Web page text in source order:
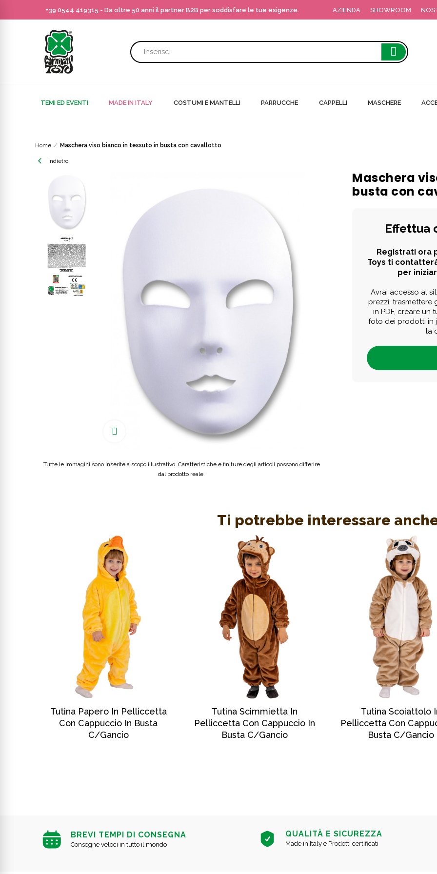
+39 0544 419315 - Da oltre 50 anni il partner B2B per soddisfare le tue esigenze. AZIENDA SHOWROOM
TEMI ED EVENTI MADE IN ITALY COSTUMI E MANTELLI PARRUCCHE CAPPELLI MASCHERE
Home Maschera viso bianco in tessuto in busta con cavallotto
Indietro
Click to enlarge
Tutte le immagini sono inserite a scopo illustrativo. Caratteristiche e finiture degli articoli possono differire
dal prodotto reale.
Maschera
busta con
Effettua
Registrati ora
Toys ti
per
Avrai accesso al
prezzi, trasmettere
in PDF, creare un
foto dei prodotti in
la
Ti potrebbe interessare
Tutina Papero In Pelliccetta
Con Cappuccio In Busta
C/gancio
Tutina Scimmietta In
Pelliccetta Con Cappuccio In
Busta C/gancio
Tutina Scoiattolo
Pelliccetta Con
Busta C/gancio
BREVI TEMPI DI CONSEGNA
Consegne veloci in tutto il mondo
QUALITÀ E SICUREZZA
Made in Italy e Prodotti certificati